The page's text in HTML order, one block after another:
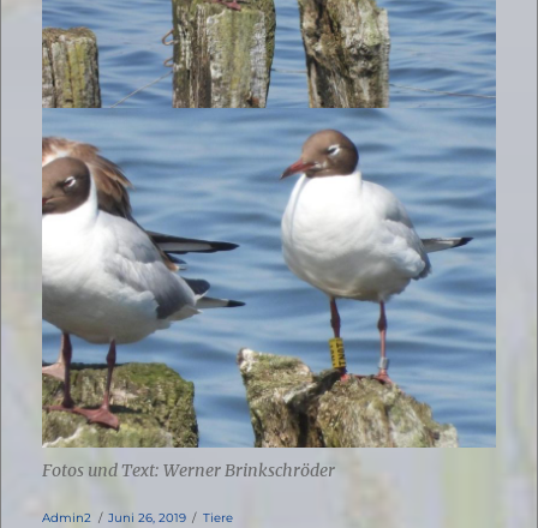
Fotos und Text: Werner Brinkschröder
Autor
Admin2
Veröffentlicht
Juni 26, 2019 Kategorien
Tiere